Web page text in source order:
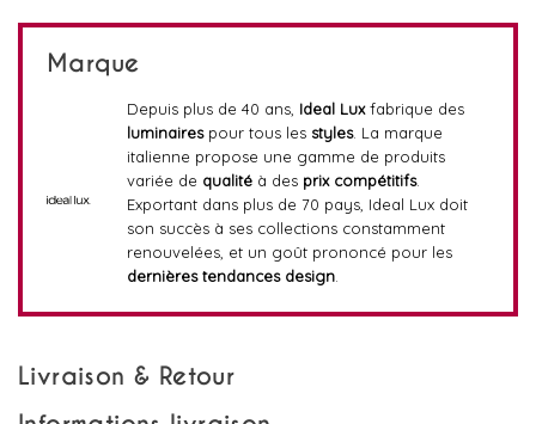
Marque
Depuis plus de 40 ans, Ideal Luxfabrique des
luminairespour tous les styles. La marque
italienne propose une gamme de produits
variée de qualitéà des prix compétitifs.
Exportant dans plus de 70 pays, Ideal Lux doit
son succès à ses collections constamment
renouvelées, et un goût prononcé pour les
dernières tendances design.
Livraison & Retour